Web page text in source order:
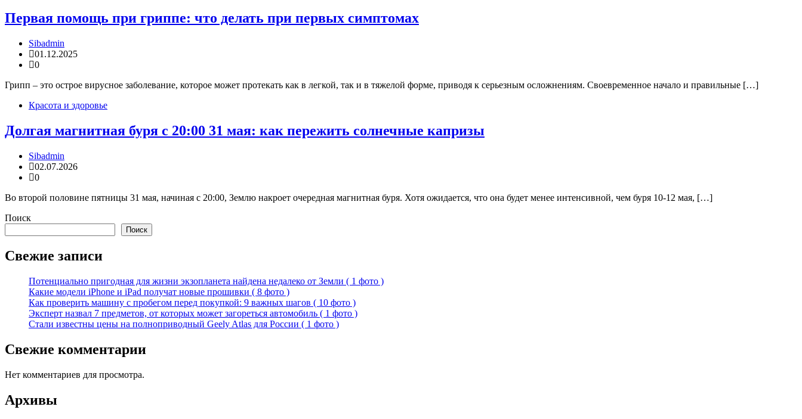
Первая помощь при гриппе: что делать при первых симптомах
Sibadmin
01.12.2025
0
Грипп – это острое вирусное заболевание, которое может протекать как в легкой, так и в тяжелой форме, приводя к серьезным осложнениям. Своевременное начало и правильные […]
Красота и здоровье
Долгая магнитная буря с 20:00 31 мая: как пережить солнечные капризы
Sibadmin
02.07.2026
0
Во второй половине пятницы 31 мая, начиная с 20:00, Землю накроет очередная магнитная буря. Хотя ожидается, что она будет менее интенсивной, чем буря 10-12 мая, […]
Поиск
Поиск
Свежие записи
Потенциально пригодная для жизни экзопланета найдена недалеко от Земли ( 1 фото )
Какие модели iPhone и iPad получат новые прошивки ( 8 фото )
Как проверить машину с пробегом перед покупкой: 9 важных шагов ( 10 фото )
Эксперт назвал 7 предметов, от которых может загореться автомобиль ( 1 фото )
Стали известны цены на полноприводный Geely Atlas для России ( 1 фото )
Свежие комментарии
Нет комментариев для просмотра.
Архивы